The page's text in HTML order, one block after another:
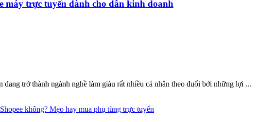
máy trực tuyến dành cho dân kinh doanh
trở thành ngành nghề làm giàu rất nhiều cá nhân theo đuổi bởi những lợi ...